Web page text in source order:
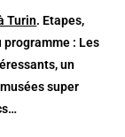
Turin. Etapes,
: Les
un
super